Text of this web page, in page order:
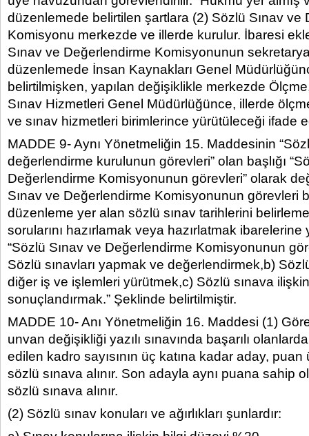
düzenlemede belirtilen şartlara (2) Sözlü Sınav ve
Komisyonu merkezde ve illerde kurulur. İbaresi
Sınav ve Değerlendirme Komisyonunun
düzenlemede İnsan Kaynakları Genel
belirtilmişken, yapılan değişiklikle merkezde
Sınav Hizmetleri Genel Müdürlüğünce, illerde
ve sınav hizmetleri birimlerince yürütüleceği ifade
MADDE 9- Aynı Yönetmeliğin 15. Maddesinin
değerlendirme kurulunun görevleri” olan başlığı
Değerlendirme Komisyonunun görevleri” olarak
Sınav ve Değerlendirme Komisyonunun görevleri
düzenleme yer alan sözlü sınav tarihlerini
sorularını hazırlamak veya hazırlatmak
“Sözlü Sınav ve Değerlendirme Komisyonunun
Sözlü sınavları yapmak ve değerlendirmek,b)
diğer iş ve işlemleri yürütmek,c) Sözlü sınava
sonuçlandırmak.” Şeklinde belirtilmiştir.
MADDE 10- Anı Yönetmeliğin 16. Maddesi (1)
unvan değişikliği yazılı sınavında başarılı
edilen kadro sayısının üç katına kadar aday,
sözlü sınava alınır. Son adayla aynı puana sahip
sözlü sınava alınır.
(2) Sözlü sınav konuları ve ağırlıkları şunlardır: